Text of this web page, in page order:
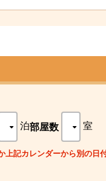
下さい）
泊部屋数 室
記カレンダーから別の日